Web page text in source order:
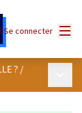
Se connecter
? /